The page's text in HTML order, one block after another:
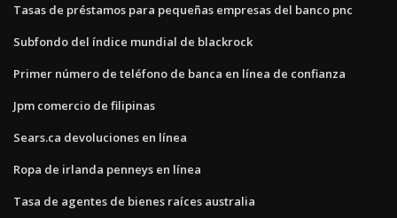
Tasas de préstamos para pequeñas empresas del banco pnc
Subfondo del índice mundial de blackrock
Primer número de teléfono de banca en línea de confianza
Jpm comercio de filipinas
Sears.ca devoluciones en línea
Ropa de irlanda penneys en línea
Tasa de agentes de bienes raíces australia